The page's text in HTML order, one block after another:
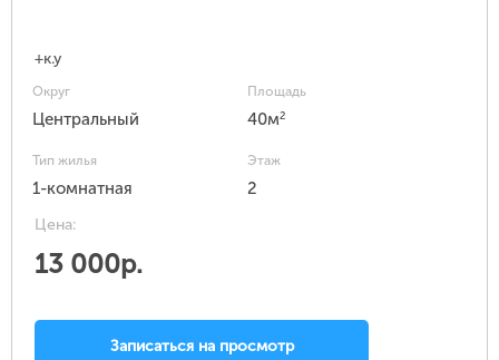
+к.у
Округ
Центральный
Площадь
40м2
Тип жилья
1-комнатная
Этаж
2
Цена:
13 000р.
Записаться на просмотр